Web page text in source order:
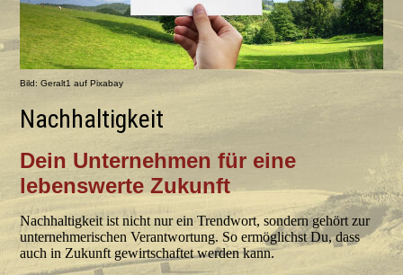
Bild: Geralt1 auf Pixabay
Nachhaltigkeit
Dein Unternehmen für eine
lebenswerte Zukunft
Nachhaltigkeit ist nicht nur ein Trendwort, sondern gehört zur
unternehmerischen Verantwortung. So ermöglichst Du, dass
auch in Zukunft gewirtschaftet werden kann.